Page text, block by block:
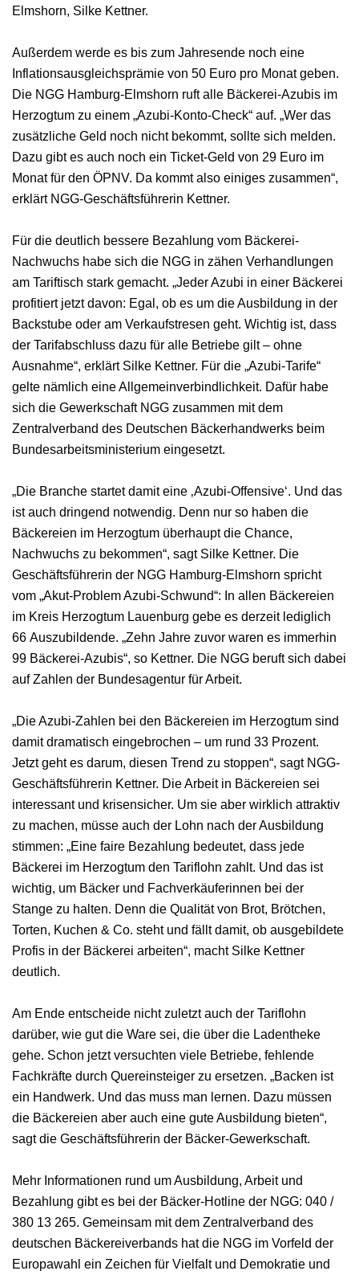
Elmshorn, Silke Kettner.
Außerdem werde es bis zum Jahresende noch eine
Inflationsausgleichsprämie von 50 Euro pro Monat geben.
Die NGG Hamburg-Elmshorn ruft alle Bäckerei-Azubis im
Herzogtum zu einem „Azubi-Konto-Check“ auf. „Wer das
zusätzliche Geld noch nicht bekommt, sollte sich melden.
Dazu gibt es auch noch ein Ticket-Geld von 29 Euro im
Monat für den ÖPNV. Da kommt also einiges zusammen“,
erklärt NGG-Geschäftsführerin Kettner.
Für die deutlich bessere Bezahlung vom Bäckerei-
Nachwuchs habe sich die NGG in zähen Verhandlungen
am Tariftisch stark gemacht. „Jeder Azubi in einer Bäckerei
profitiert jetzt davon: Egal, ob es um die Ausbildung in der
Backstube oder am Verkaufstresen geht. Wichtig ist, dass
der Tarifabschluss dazu für alle Betriebe gilt – ohne
Ausnahme“, erklärt Silke Kettner. Für die „Azubi-Tarife“
gelte nämlich eine Allgemeinverbindlichkeit. Dafür habe
sich die Gewerkschaft NGG zusammen mit dem
Zentralverband des Deutschen Bäckerhandwerks beim
Bundesarbeitsministerium eingesetzt.
„Die Branche startet damit eine ‚Azubi-Offensive‘. Und das
ist auch dringend notwendig. Denn nur so haben die
Bäckereien im Herzogtum überhaupt die Chance,
Nachwuchs zu bekommen“, sagt Silke Kettner. Die
Geschäftsführerin der NGG Hamburg-Elmshorn spricht
vom „Akut-Problem Azubi-Schwund“: In allen Bäckereien
im Kreis Herzogtum Lauenburg gebe es derzeit lediglich
66 Auszubildende. „Zehn Jahre zuvor waren es immerhin
99 Bäckerei-Azubis“, so Kettner. Die NGG beruft sich dabei
auf Zahlen der Bundesagentur für Arbeit.
„Die Azubi-Zahlen bei den Bäckereien im Herzogtum sind
damit dramatisch eingebrochen – um rund 33 Prozent.
Jetzt geht es darum, diesen Trend zu stoppen“, sagt NGG-
Geschäftsführerin Kettner. Die Arbeit in Bäckereien sei
interessant und krisensicher. Um sie aber wirklich attraktiv
zu machen, müsse auch der Lohn nach der Ausbildung
stimmen: „Eine faire Bezahlung bedeutet, dass jede
Bäckerei im Herzogtum den Tariflohn zahlt. Und das ist
wichtig, um Bäcker und Fachverkäuferinnen bei der
Stange zu halten. Denn die Qualität von Brot, Brötchen,
Torten, Kuchen & Co. steht und fällt damit, ob ausgebildete
Profis in der Bäckerei arbeiten“, macht Silke Kettner
deutlich.
Am Ende entscheide nicht zuletzt auch der Tariflohn
darüber, wie gut die Ware sei, die über die Ladentheke
gehe. Schon jetzt versuchten viele Betriebe, fehlende
Fachkräfte durch Quereinsteiger zu ersetzen. „Backen ist
ein Handwerk. Und das muss man lernen. Dazu müssen
die Bäckereien aber auch eine gute Ausbildung bieten“,
sagt die Geschäftsführerin der Bäcker-Gewerkschaft.
Mehr Informationen rund um Ausbildung, Arbeit und
Bezahlung gibt es bei der Bäcker-Hotline der NGG: 040 /
380 13 265. Gemeinsam mit dem Zentralverband des
deutschen Bäckereiverbands hat die NGG im Vorfeld der
Europawahl ein Zeichen für Vielfalt und Demokratie und